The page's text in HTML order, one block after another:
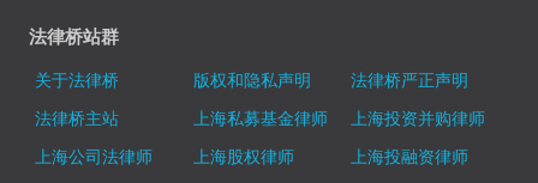
法律桥站群
关于法律桥 版权和隐私声明
法律桥严正声明
法律桥主站
上海私募基金律师
上海投资并购律师
上海公司法律师
上海股权律师
上海投融资律师